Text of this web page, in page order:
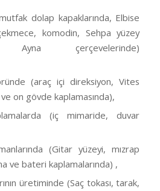
dolap kapaklarında, Elbise
komodin, Sehpa yüzey
Ayna çerçevelerinde)
(araç içi direksiyon, Vites
on gövde kaplamasında),
(iç mimaride, duvar
(Gitar yüzeyi, mızrap
ve bateri kaplamalarında) ,
üretiminde (Saç tokası, tarak,